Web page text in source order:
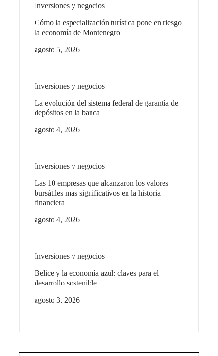
Inversiones y negocios
Cómo la especialización turística pone en riesgo
la economía de Montenegro
agosto 5, 2026
Inversiones y negocios
La evolución del sistema federal de garantía de
depósitos en la banca
agosto 4, 2026
Inversiones y negocios
Las 10 empresas que alcanzaron los valores
bursátiles más significativos en la historia
financiera
agosto 4, 2026
Inversiones y negocios
Belice y la economía azul: claves para el
desarrollo sostenible
agosto 3, 2026